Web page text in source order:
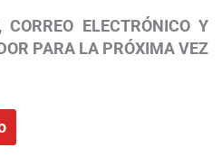
ELECTRÓNICO Y
PARA LA PRÓXIMA VEZ